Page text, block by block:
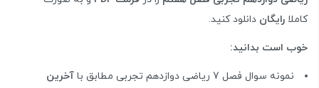
کاملا رایگان دانلود کنید.
خوب است بدانید:
نمونه سوال فصل 7 ریاضی دوازدهم تجربی مطابق با
آخرین